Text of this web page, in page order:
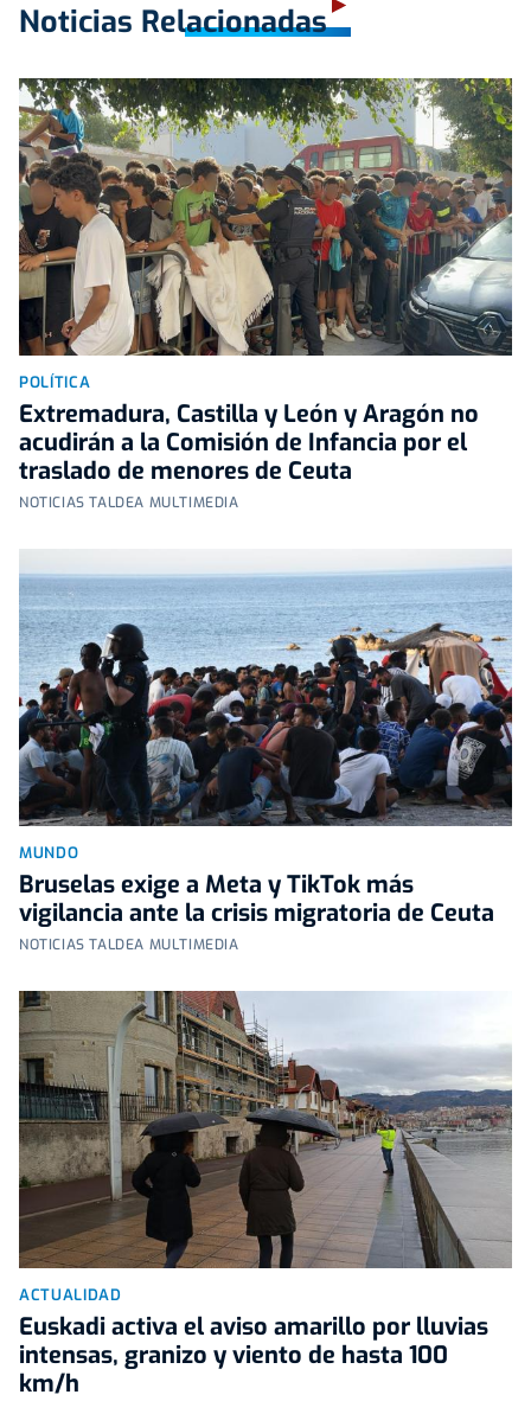
Noticias Relacionadas
POLÍTICA
Extremadura, Castilla y León y Aragón no
acudirán a la Comisión de Infancia por el
traslado de menores de Ceuta
NOTICIAS TALDEA MULTIMEDIA
MUNDO
Bruselas exige a Meta y TikTok más
vigilancia ante la crisis migratoria de Ceuta
NOTICIAS TALDEA MULTIMEDIA
ACTUALIDAD
Euskadi activa el aviso amarillo por lluvias
intensas, granizo y viento de hasta 100
km/h